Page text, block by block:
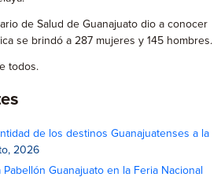
de Salud de Guanajuato dio a conocer
se brindó a 287 mujeres y 145 hombres.
todos.
de los destinos Guanajuatenses a la
2026
Guanajuato en la Feria Nacional